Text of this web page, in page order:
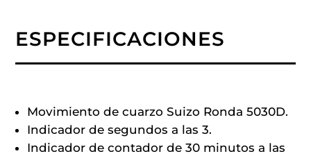
ESPECIFICACIONES
Movimiento de cuarzo Suizo Ronda 5030D.
Indicador de segundos a las 3.
Indicador de contador de 30 minutos a las